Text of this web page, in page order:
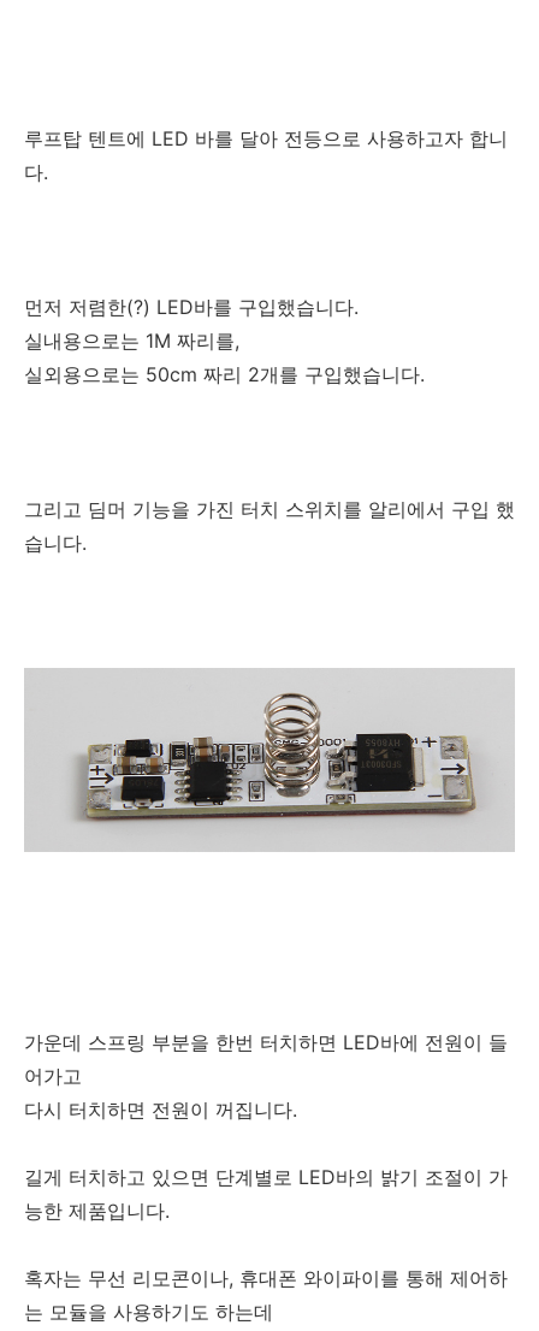
루프탑 텐트에 LED 바를 달아 전등으로 사용하고자 합니
다.
먼저 저렴한(?) LED바를 구입했습니다.
실내용으로는 1M 짜리를,
실외용으로는 50cm 짜리 2개를 구입했습니다.
그리고 딤머 기능을 가진 터치 스위치를 알리에서 구입 했
습니다.
가운데 스프링 부분을 한번 터치하면 LED바에 전원이 들
어가고
다시 터치하면 전원이 꺼집니다.
길게 터치하고 있으면 단계별로 LED바의 밝기 조절이 가
능한 제품입니다.
혹자는 무선 리모콘이나, 휴대폰 와이파이를 통해 제어하
는 모듈을 사용하기도 하는데